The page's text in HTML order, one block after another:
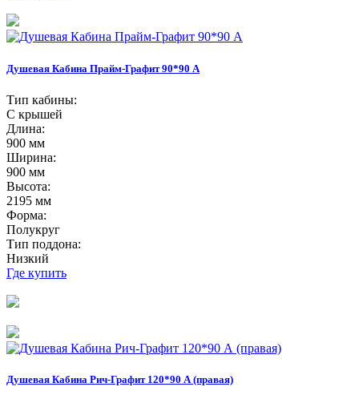
Душевая Кабина Прайм-Графит 90*90 А
Тип кабины:
С крышей
Длина:
900 мм
Ширина:
900 мм
Высота:
2195 мм
Форма:
Полукруг
Тип поддона:
Низкий
Где купить
Душевая Кабина Рич-Графит 120*90 А (правая)